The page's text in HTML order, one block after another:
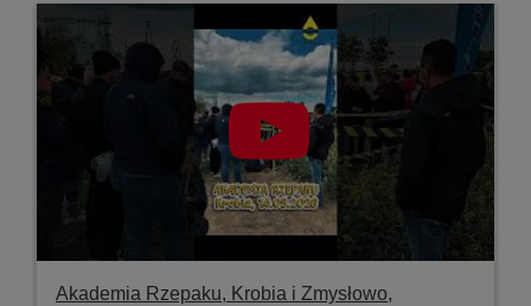
Akademia Rzepaku, Krobia i Zmysłowo,